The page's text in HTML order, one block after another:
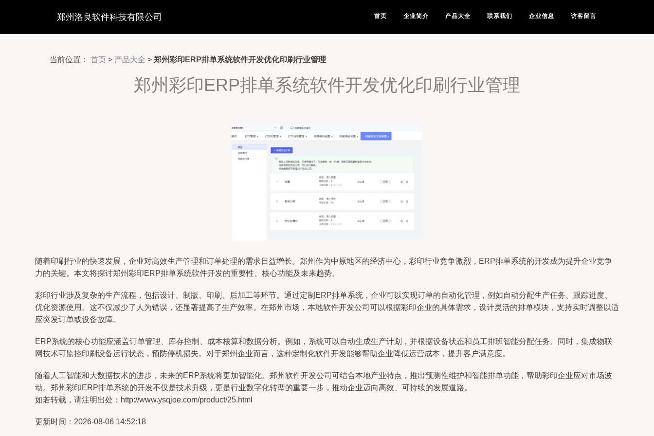
郑州洛良软件科技有限公司 首页 企业简介 产品大全 联系我们 企业信息 访客留言
当前位置： 首页 > 产品大全 > 郑州彩印ERP排单系统软件开发优化印刷行业管理
郑州彩印ERP排单系统软件开发优化印刷行业管理
随着印刷行业的快速发展，企业对高效生产管理和订单处理的需求日益增长。郑州作为中原地区的经济中心，彩印行业竞争激烈，ERP排单系统的开发成为提升企业竞争
力的关键。本文将探讨郑州彩印ERP排单系统软件开发的重要性、核心功能及未来趋势。
彩印行业涉及复杂的生产流程，包括设计、制版、印刷、后加工等环节。通过定制ERP排单系统，企业可以实现订单的自动化管理，例如自动分配生产任务、跟踪进度、
优化资源使用。这不仅减少了人为错误，还显著提高了生产效率。在郑州市场，本地软件开发公司可以根据彩印企业的具体需求，设计灵活的排单模块，支持实时调整以适
应突发订单或设备故障。
ERP系统的核心功能应涵盖订单管理、库存控制、成本核算和数据分析。例如，系统可以自动生成生产计划，并根据设备状态和员工排班智能分配任务。同时，集成物联
网技术可监控印刷设备运行状态，预防停机损失。对于郑州企业而言，这种定制化软件开发能够帮助企业降低运营成本，提升客户满意度。
随着人工智能和大数据技术的进步，未来的ERP系统将更加智能化。郑州软件开发公司可结合本地产业特点，推出预测性维护和智能排单功能，帮助彩印企业应对市场波
动。郑州彩印ERP排单系统的开发不仅是技术升级，更是行业数字化转型的重要一步，推动企业迈向高效、可持续的发展道路。
如若转载，请注明出处：http://www.ysqjoe.com/product/25.html
更新时间：2026-08-06 14:52:18